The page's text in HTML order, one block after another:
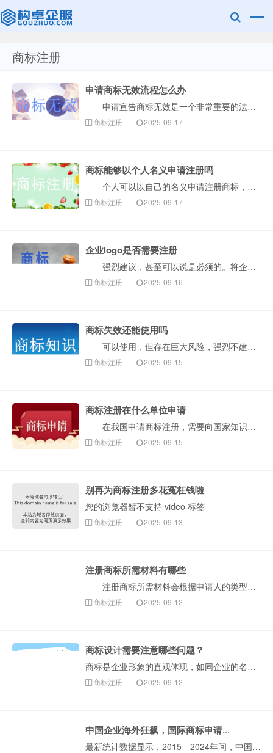
产权有限公司
商标注册
申请商标无效流程怎么办
申请宣告商标无效是一个非常重要的法律程序，通常用于撤销一个您认为已经注册但不符合商标法规定的商标。整个流程可以概括为以下几个核心阶段，构卓企服为您···
商标注册 2025-09-17
商标能够以个人名义申请注册吗
个人可以以自己的名义申请注册商标，但这并不是毫无条件的。个人申请商标需要满足一定的法律规定，核心在于证明申请商标是用于生产经营活动，而不仅仅是出于···
商标注册 2025-09-17
企业logo是否需要注册
强烈建议，甚至可以说是必须的。将企业Logo注册为商标，是企业保护自身品牌资产最核心、最有效的一步。下面构卓企服为您详细解释为什么、如何做以及注意···
商标注册 2025-09-16
商标失效还能使用吗
可以使用，但存在巨大风险，强烈不建议这样做。“商标失效”意味着它不再享受商标法的专用权保护。然而，这并不等于这个标识就可以被任何人安全无忧地使用了···
商标注册 2025-09-15
商标注册在什么单位申请
在我国申请商标注册，需要向国家知识产权局（简称国知局，CNIPA）提出申请。国家知识产权局商标局是具体负责商标注册与管理工作的部门。构卓企服为您介···
商标注册 2025-09-15
别再为商标注册多花冤枉钱啦
您的浏览器暂不支持 video 标签
商标注册 2025-09-13
注册商标所需材料有哪些
注册商标所需材料会根据申请人的类型（公司或个人）有所不同。以下是构卓企服整理的详细清单和说明，您可以对照准备。 一、核心必备材料 1.商标图样···
商标注册 2025-09-12
商标设计需要注意哪些问题？
商标是企业形象的直观体现，如同企业的名片。一个设计独特、与企业理念相符的商标，能迅速吸引消费者注意力，在同质化严重的市场中，商标是企业区分自身产品或服···
商标注册 2025-09-12
中国企业海外狂飙，国际商标申请保持全球第一！
最新统计数据显示，2015—2024年间，中国申请人海外商标申请的年均增速约29%。截至统计时，2024年，中国海外商标申请约31.5万件···